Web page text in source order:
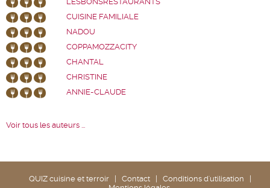
CUISINE FAMILIALE
NADOU
COPPAMOZZACITY
CHANTAL
CHRISTINE
ANNIE-CLAUDE
Voir tous les auteurs ...
QUIZ cuisine et terroir Contact Conditions d'utilisation